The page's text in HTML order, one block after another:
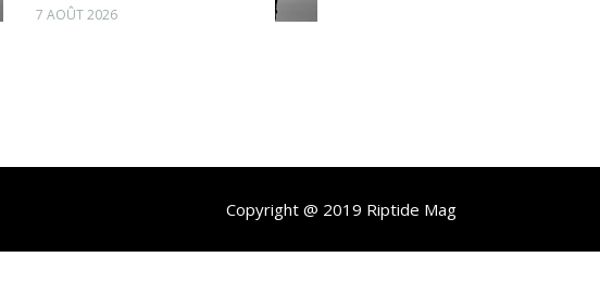
7 AOÛT 2026
Copyright @ 2019 Riptide Mag